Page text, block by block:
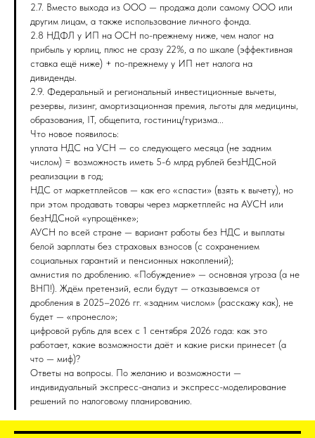
2.7. Вместо выхода из ООО — продажа доли самому ООО или
другим лицам, а также использование личного фонда.
2.8 НДФЛ у ИП на ОСН по-прежнему ниже, чем налог на
прибыль у юрлиц, плюс не сразу 22%, а по шкале (эффективная
ставка ещё ниже) + по-прежнему у ИП нет налога на
дивиденды.
2.9. Федеральный и региональный инвестиционные вычеты,
резервы, лизинг, амортизационная премия, льготы для медицины,
образования, IT, общепита, гостиниц/туризма...
Что новое появилось:
уплата НДС на УСН — со следующего месяца (не задним
числом) = возможность иметь 5-6 млрд рублей безНДСной
реализации в год;
НДС от маркетплейсов — как его «спасти» (взять к вычету), но
при этом продавать товары через маркетплейс на АУСН или
безНДСной «упрощёнке»;
АУСН по всей стране — вариант работы без НДС и выплаты
белой зарплаты без страховых взносов (с сохранением
социальных гарантий и пенсионных накоплений);
амнистия по дроблению. «Побуждение» — основная угроза (а не
ВНП!). Ждём претензий, если будут — отказываемся от
дробления в 2025–2026 гг. «задним числом» (расскажу как), не
будет — «пронесло»;
цифровой рубль для всех с 1 сентября 2026 года: как это
работает, какие возможности даёт и какие риски принесет (а
что — миф)?
Ответы на вопросы. По желанию и возможности —
индивидуальный экспресс-анализ и экспресс-моделирование
решений по налоговому планированию.